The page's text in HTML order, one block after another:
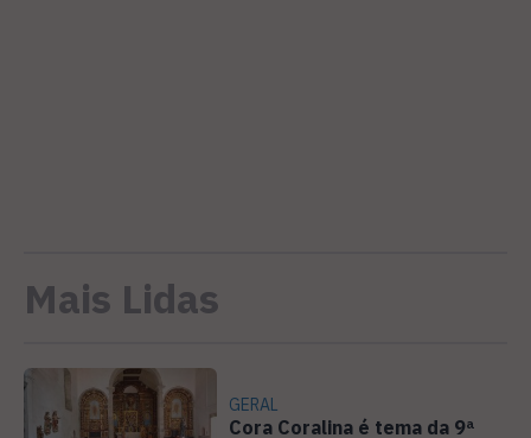
Mais Lidas
GERAL
Cora Coralina é tema da 9ª